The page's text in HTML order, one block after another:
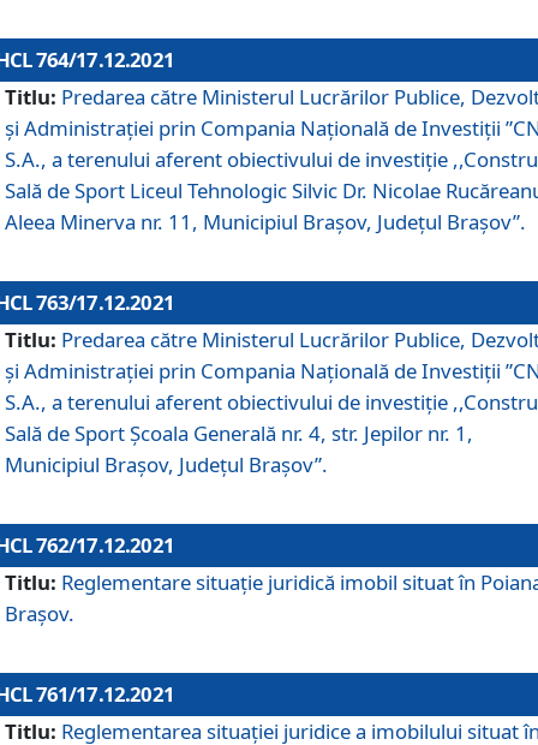
764/17.12.2021
Titlu: Predarea către Ministerul Lucrărilor Publice,
și Administrației prin Compania Naţională de Investiţii
S.A., a terenului aferent obiectivului de investiţie
Sală de Sport Liceul Tehnologic Silvic Dr. Nicolae
Aleea Minerva nr. 11, Municipiul Brașov, Județul Brașov”.
763/17.12.2021
Titlu: Predarea către Ministerul Lucrărilor Publice,
și Administrației prin Compania Naţională de Investiţii
S.A., a terenului aferent obiectivului de investiție
Sală de Sport Școala Generală nr. 4, str. Jepilor nr. 1,
Municipiul Brașov, Județul Brașov”.
762/17.12.2021
Titlu: Reglementare situație juridică imobil situat în
Brașov.
761/17.12.2021
Titlu: Reglementarea situației juridice a imobilului situat